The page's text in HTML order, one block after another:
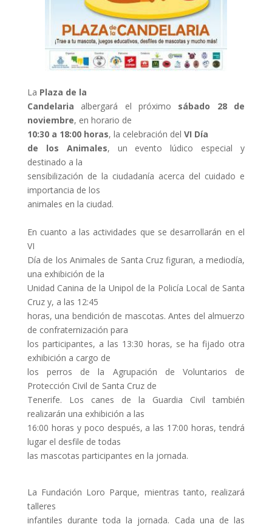
La Plaza de la
Candelaria albergará el próximo sábado 28 de
noviembre, en horario de
10:30 a 18:00 horas, la celebración del VI Día
de los Animales, un evento lúdico especial y
destinado a la
sensibilización de la ciudadanía acerca del cuidado e
importancia de los
animales en la ciudad.
En cuanto a las actividades que se desarrollarán en el
VI
Día de los Animales de Santa Cruz figuran, a mediodía,
una exhibición de la
Unidad Canina de la Unipol de la Policía Local de Santa
Cruz y, a las 12:45
horas, una bendición de mascotas. Antes del almuerzo
de confraternización para
los participantes, a las 13:30 horas, se ha fijado otra
exhibición a cargo de
los perros de la Agrupación de Voluntarios de
Protección Civil de Santa Cruz de
Tenerife. Los canes de la Guardia Civil también
realizarán una exhibición a las
16:00 horas y poco después, a las 17:00 horas, tendrá
lugar el desfile de todas
las mascotas participantes en la jornada.
La Fundación Loro Parque, mientras tanto, realizará
talleres
infantiles durante toda la jornada. Cada una de las